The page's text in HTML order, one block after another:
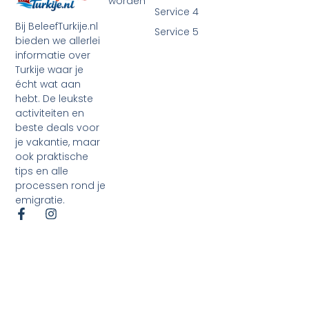
Bij BeleefTurkije.nl
bieden we allerlei
informatie over
Turkije waar je
écht wat aan
hebt. De leukste
activiteiten en
beste deals voor
je vakantie, maar
ook praktische
tips en alle
processen rond je
emigratie.
Service 4
Service 5